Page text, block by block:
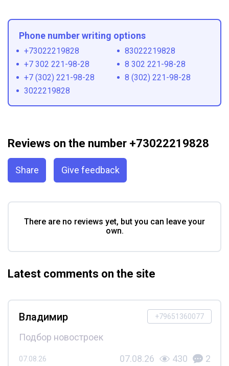
Phone number writing options
+73022219828
83022219828
+7 302 221-98-28
8 302 221-98-28
+7 (302) 221-98-28
8 (302) 221-98-28
3022219828
Reviews on the number +73022219828
Share Give feedback
There are no reviews yet, but you can leave your
own.
Latest comments on the site
+79651360077
Владимир
Подбор новостроек
07.08.26 07.08.26 430 2